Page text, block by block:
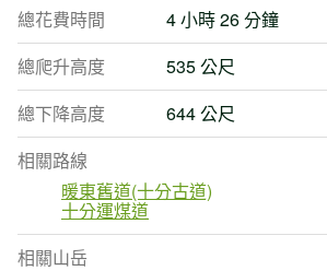
總花費時間
4 小時 26 分鐘
總爬升高度
535 公尺
總下降高度
644 公尺
相關路線
暖東舊道(十分古道)
十分運煤道
相關山岳